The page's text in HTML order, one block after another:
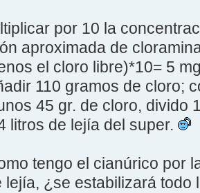
por 10 la
aproximada de
el cloro libre)*10= 5
110 gramos de cloro;
45 gr. de cloro, divido
litros de lejía del super.
tengo el cianúrico por
lejía, ¿se estabilizará todo